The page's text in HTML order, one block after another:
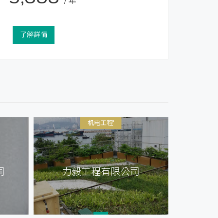
了解詳情
力毅工程有限公司
机电工程'